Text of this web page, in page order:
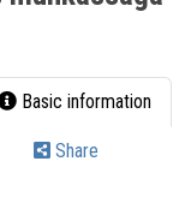
Basic information
Share